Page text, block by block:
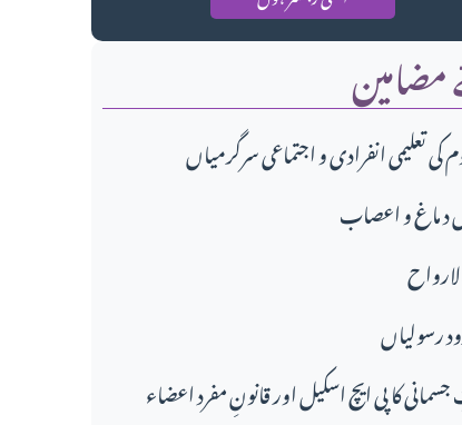
د ماغ و اعصاب
رسولیاں
جسمانی کا پی ایچ اسکیل اور قانونِ مفرد اعضاء